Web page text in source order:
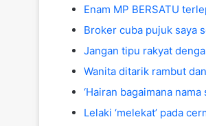
Enam MP BERSATU
Broker cuba pujuk saya
Jangan tipu rakyat
Wanita ditarik rambut
‘Hairan bagaimana
Lelaki ‘melekat’ pada